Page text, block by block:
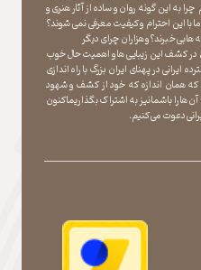
به این گونه روان و ساده از آثار هنری و
با این احترام و کیفیت معرفی نمی شوند؟
بی خبرند؟و هزاران چرای دیگر
کشف این زیبایی ها و اهمیت حال خوب
ایرانی در پهنای ایران بزرگ با راه اندازی
که همان اندازه که خود از کشف و شهود
را با شما نیز به اشتراک بگذاریماکنون
دعوت می کنیم.